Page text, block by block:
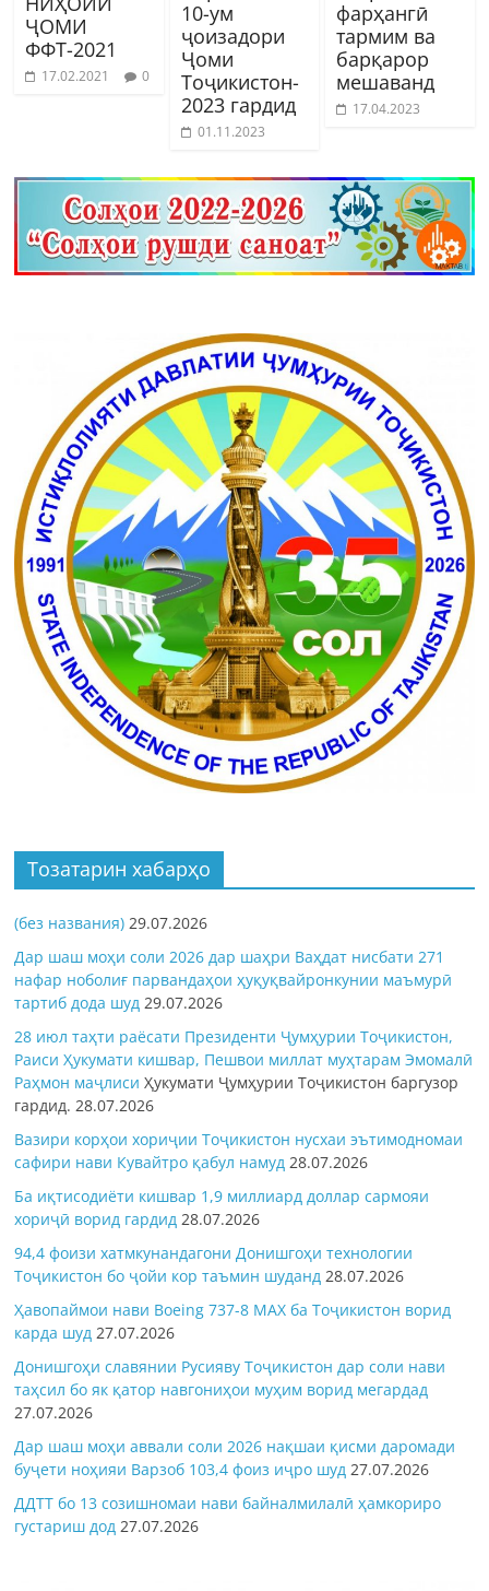
ҶОМИ
ФФТ-2021
17.02.2021 0
10-ум
ҷоизадори
Ҷоми
Тоҷикистон-
2023 гардид
01.11.2023
фарҳангӣ
тармим ва
барқарор
мешаванд
17.04.2023
Тозатарин хабарҳо
(без названия) 29.07.2026
Дар шаш моҳи соли 2026 дар шаҳри Ваҳдат нисбати 271
нафар ноболиғ парвандаҳои ҳуқуқвайронкунии маъмурӣ
тартиб дода шуд 29.07.2026
28 июл таҳти раёсати Президенти Ҷумҳурии Тоҷикистон,
Раиси Ҳукумати кишвар, Пешвои миллат муҳтарам Эмомалӣ
Раҳмон маҷлисиҲукумати Ҷумҳурии Тоҷикистон баргузор
гардид.28.07.2026
Вазири корҳои хориҷии Тоҷикистон нусхаи эътимодномаи
сафири нави Кувайтро қабул намуд 28.07.2026
Ба иқтисодиёти кишвар 1,9 миллиард доллар сармояи
хориҷӣ ворид гардид 28.07.2026
94,4 фоизи хатмкунандагони Донишгоҳи технологии
Тоҷикистон бо ҷойи кор таъмин шуданд 28.07.2026
Ҳавопаймои нави Boeing 737-8 MAX ба Тоҷикистон ворид
карда шуд 27.07.2026
Донишгоҳи славянии Русияву Тоҷикистон дар соли нави
таҳсил бо як қатор навгониҳои муҳим ворид мегардад
27.07.2026
Дар шаш моҳи аввали соли 2026 нақшаи қисми даромади
буҷети ноҳияи Варзоб 103,4 фоиз иҷро шуд 27.07.2026
ДДТТ бо 13 созишномаи нави байналмилалӣ ҳамкориро
густариш дод 27.07.2026